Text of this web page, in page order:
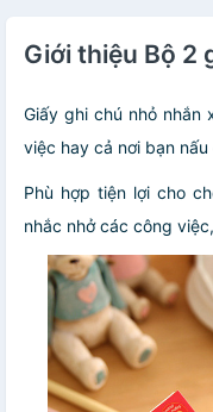
Giới thiệu Bộ 2
Giấy ghi chú nhỏ nhắn
việc hay cả nơi bạn
Phù hợp tiện lợi cho
nhắc nhở các công